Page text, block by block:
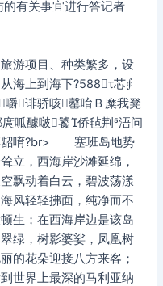
的有关事宜进行答记者
游项目、种类繁多，设
海上到海下?588τ芯∮
嚼诽骄咳罄唷Ｂ糜我凳
呱醵啵饕侨毡荆浯问
龆唷?br> 塞班岛地势
立，西海岸沙滩延绵，
飘动着白云，碧波荡漾
风轻轻拂面，纯净而不
生；在西海岸边是该岛
绿，树影婆娑，凤凰树
的花朵迎接八方来客；
世界上最深的马利亚纳